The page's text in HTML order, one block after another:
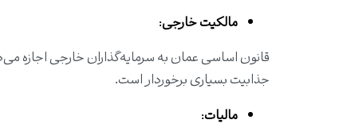
مالکیت خارجی:
جذابیت بسیاری برخوردار است.
مالیات: